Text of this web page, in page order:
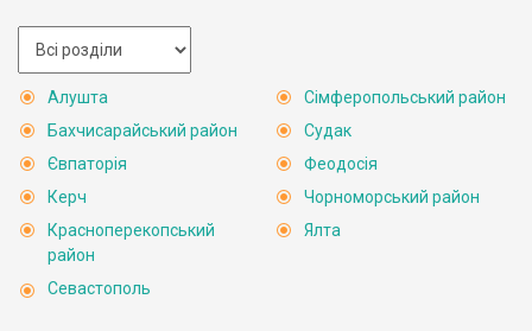
Алушта
Бахчисарайський район
Євпаторія
Керч
Красноперекопський
район
Севастополь
Сімферопольський район
Судак
Феодосія
Чорноморський район
Ялта